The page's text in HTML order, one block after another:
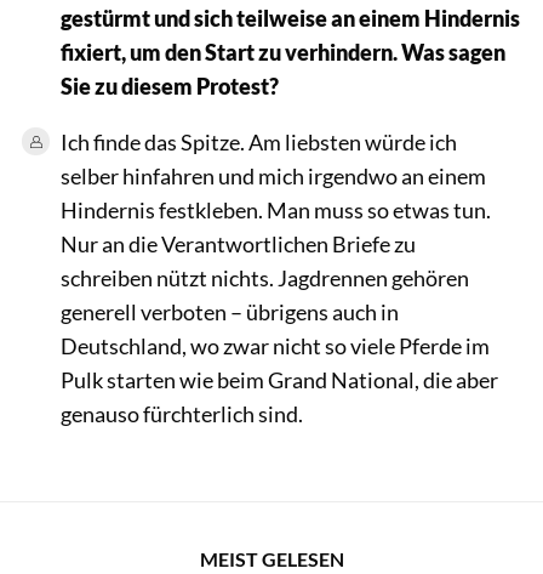
gestürmt und sich teilweise an einem Hindernis
fixiert, um den Start zu verhindern. Was sagen
Sie zu diesem Protest?
Ich finde das Spitze. Am liebsten würde ich
selber hinfahren und mich irgendwo an einem
Hindernis festkleben. Man muss so etwas tun.
Nur an die Verantwortlichen Briefe zu
schreiben nützt nichts. Jagdrennen gehören
generell verboten – übrigens auch in
Deutschland, wo zwar nicht so viele Pferde im
Pulk starten wie beim Grand National, die aber
genauso fürchterlich sind.
MEIST GELESEN